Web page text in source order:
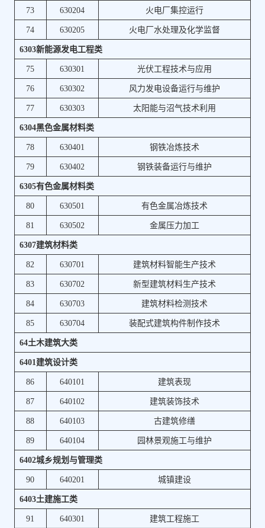
73 630204
火电厂集控运行
74
630205
火电厂水处理及化学监督
6303新能源发电工程类
75
630301
光伏工程技术与应用
76
630302
风力发电设备运行与维护
77
630303
太阳能与沼气技术利用
6304黑色金属材料类
78
630401
钢铁冶炼技术
79
630402
钢铁装备运行与维护
6305有色金属材料类
80
630501
有色金属冶炼技术
81
630502
金属压力加工
6307建筑材料类
82
630701
建筑材料智能生产技术
83
630702
新型建筑材料生产技术
84
630703
建筑材料检测技术
85
630704
装配式建筑构件制作技术
64土木建筑大类
6401建筑设计类
86
640101
建筑表现
87
640102
建筑装饰技术
88
640103
古建筑修缮
89
640104
园林景观施工与维护
6402城乡规划与管理类
90
640201
城镇建设
6403土建施工类
91
640301
建筑工程施工